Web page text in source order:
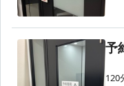
予
120